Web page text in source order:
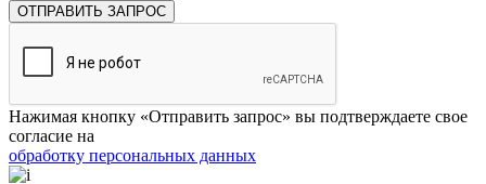
ОТПРАВИТЬ ЗАПРОС
Нажимая кнопку «Отправить запрос» вы подтверждаете свое
согласие на
обработку персональных данных